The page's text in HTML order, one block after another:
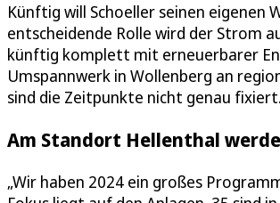
Künftig will Schoeller seinen eigenen
entscheidende Rolle wird der Strom
künftig komplett mit erneuerbarer
Umspannwerk in Wollenberg an
sind die Zeitpunkte nicht genau fixiert.
Am Standort Hellenthal
„Wir haben 2024 ein großes